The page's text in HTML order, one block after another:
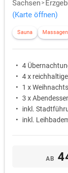
Sachsen
(Karte öffnen)
Sauna Massagen
4
4 x
1 x
3 x
inkl.
inkl.
AB